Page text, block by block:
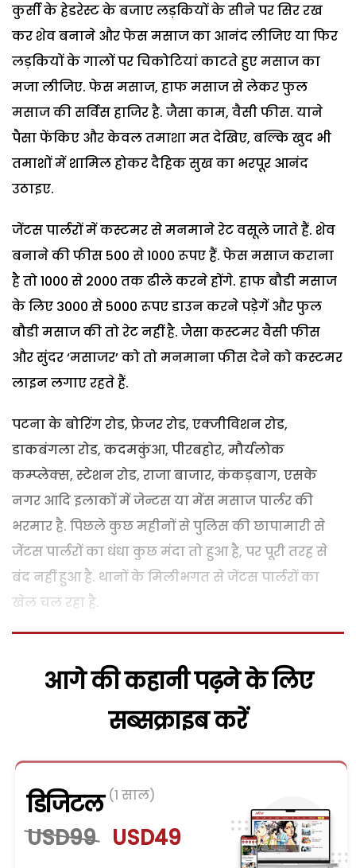
कुर्सी के हेडरेस्ट के बजाए लड़कियों के सीने पर सिर रख
कर शेव बनाने और फेस मसाज का आनंद लीजिए या फिर
लड़कियों के गालों पर चिकोटियां काटते हुए मसाज का
मजा लीजिए. फेस मसाज, हाफ मसाज से लेकर फुल
मसाज की सर्विस हाजिर है. जैसा काम, वैसी फीस. याने
पैसा फेंकिए और केवल तमाशा मत देखिए, बल्कि खुद भी
तमाशों में शामिल होकर दैहिक सुख का भरपूर आनंद
उठाइए.
जेंटस पार्लरों में कस्टमर से मनमाने रेट वसूले जाते हैं. शेव
बनाने की फीस 500 से 1000 रूपए हैं. फेस मसाज कराना
है तो 1000 से 2000 तक ढीले करने होंगे. हाफ बौडी मसाज
के लिए 3000 से 5000 रूपए डाउन करने पड़ेगें और फुल
बौडी मसाज की तो रेट नहीं है. जैसा कस्टमर वैसी फीस
और सुंदर ‘मसाजर’ को तो मनमाना फीस देने को कस्टमर
लाइन लगाए रहते हैं.
पटना के बोरिंग रोड, फ्रेजर रोड, एक्जीविशन रोड,
डाकबंगला रोड, कदमकुंआ, पीरबहोर, मौर्यलोक
कम्प्लेक्स, स्टेशन रोड, राजा बाजार, कंकड़बाग, एसके
नगर आदि इलाकों में जेन्टस या मेंस मसाज पार्लर की
भरमार है. पिछले कुछ महीनों से पुलिस की छापामारी से
जेंटस पार्लरों का धंधा कुछ मंदा तो हुआ है, पर पूरी तरह से
बंद नहीं हुआ है. थानों के मिलीभगत से जेंटस पार्लरों का
खेल चल रहा है.
आगे की कहानी पढ़ने के लिए
सब्सक्राइब करें
डिजिटल (1 साल)
USD99 USD49